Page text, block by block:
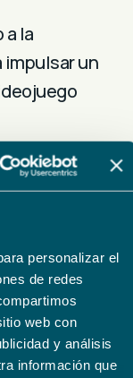
personalizar el
de redes
web con
y análisis
información que
a la
impulsar un
del
con
del
con
a través